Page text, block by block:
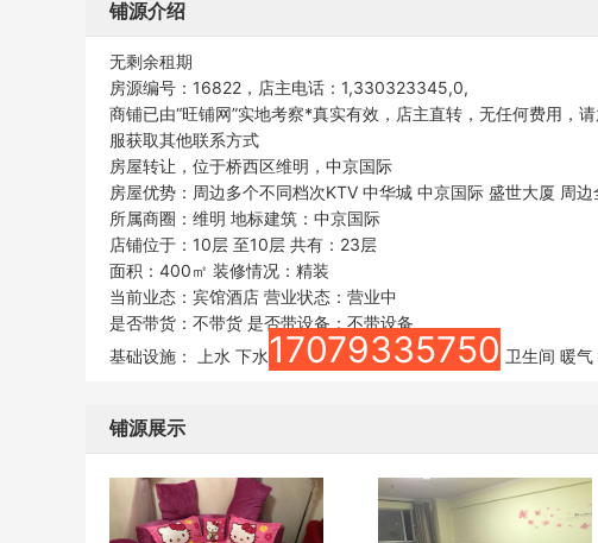
铺源介绍
无剩余租期
房源编号：16822，店主电话：1,330323345,0,
商铺已由“旺铺网”实地考察*真实有效，店主直转，无任何费用
服获取其他联系方式
房屋转让，位于桥西区维明，中京国际
房屋优势：周边多个不同档次KTV 中华城 中京国际 盛世大厦
所属商圈：维明 地标建筑：中京国际
店铺位于：10层 至10层 共有：23层
面积：400㎡ 装修情况：精装
当前业态：宾馆酒店 营业状态：营业中
是否带货：不带货 是否带设备：不带设备
基础设施： 上水 下水17079335750 卫生间 暖气
铺源展示